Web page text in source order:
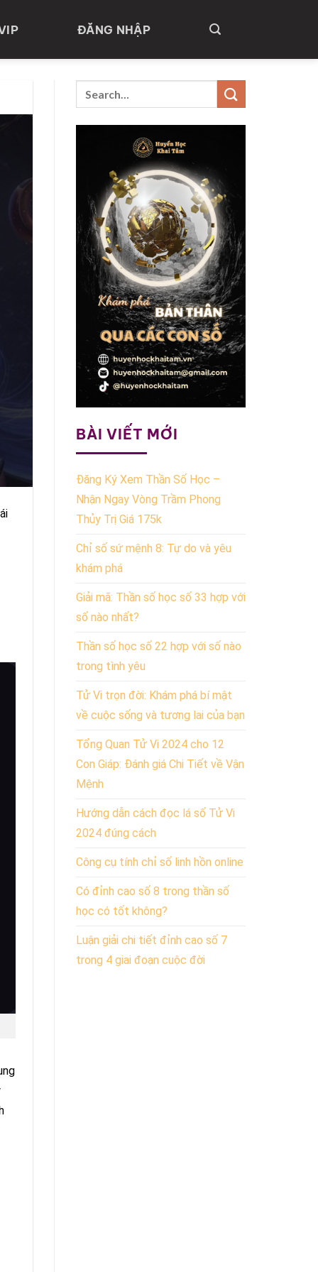
ĐĂNG NHẬP
BÀI VIẾT MỚI
Đăng Ký Xem Thần Số Học –
Nhận Ngay Vòng Trầm Phong
Thủy Trị Giá 175k
Chỉ số sứ mệnh 8: Tự do và yêu
khám phá
Giải mã: Thần số học số 33 hợp với
số nào nhất?
Thần số học số 22 hợp với số nào
trong tình yêu
Tử Vi trọn đời: Khám phá bí mật
về cuộc sống và tương lai của bạn
Tổng Quan Tử Vi 2024 cho 12
Con Giáp: Đánh giá Chi Tiết về Vận
Mệnh
Hướng dẫn cách đọc lá số Tử Vi
2024 đúng cách
Công cụ tính chỉ số linh hồn online
Có đỉnh cao số 8 trong thần số
học có tốt không?
Luận giải chi tiết đỉnh cao số 7
trong 4 giai đoạn cuộc đời